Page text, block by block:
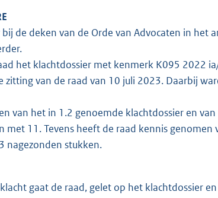
de deken van de Orde van Advocaten in het
het klachtdossier met kenmerk K095 2022
van de raad van 10 juli 2023. Daarbij
van het in 1.2 genoemde klachtdossier en
11. Tevens heeft de raad kennis
nagezonden stukken.
gaat de raad, gelet op het klachtdossier